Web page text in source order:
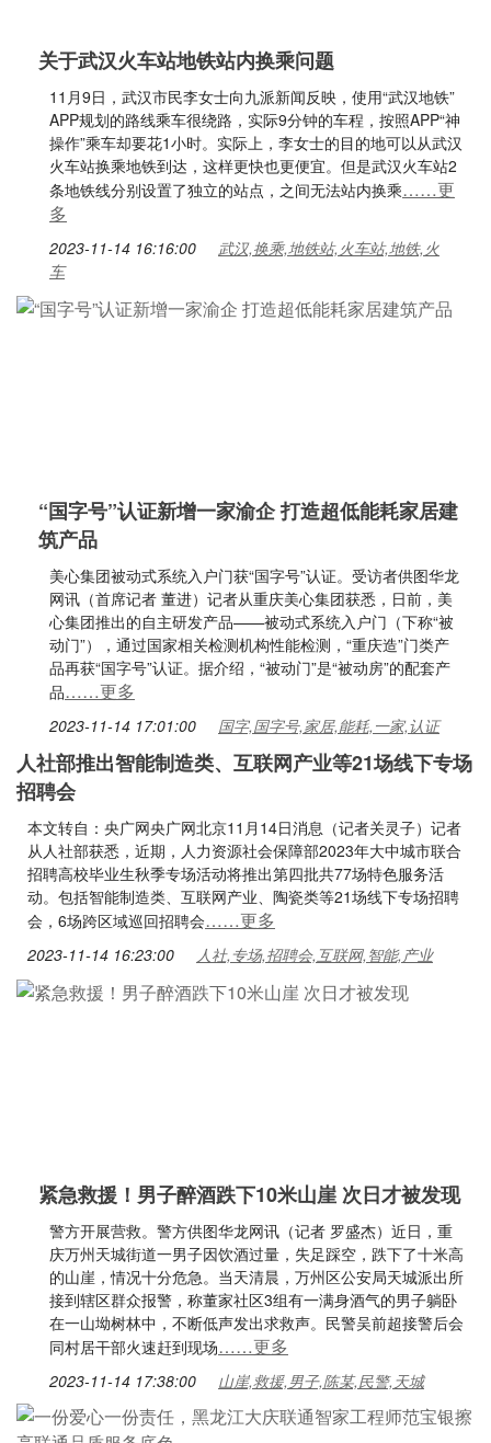
关于武汉火车站地铁站内换乘问题
11月9日，武汉市民李女士向九派新闻反映，使用“武汉地铁”
APP规划的路线乘车很绕路，实际9分钟的车程，按照APP“神
操作”乘车却要花1小时。实际上，李女士的目的地可以从武汉
火车站换乘地铁到达，这样更快也更便宜。但是武汉火车站2
条地铁线分别设置了独立的站点，之间无法站内换乘……更
多
2023-11-14 16:16:00
武汉,换乘,地铁站,火车站,地铁,火
车
“国字号”认证新增一家渝企 打造超低能耗家居建
筑产品
美心集团被动式系统入户门获“国字号”认证。受访者供图华龙
网讯（首席记者 董进）记者从重庆美心集团获悉，日前，美
心集团推出的自主研发产品——被动式系统入户门（下称“被
动门”），通过国家相关检测机构性能检测，“重庆造”门类产
品再获“国字号”认证。据介绍，“被动门”是“被动房”的配套产
品……更多
2023-11-14 17:01:00 国字,国字号,家居,能耗,一家,认证
人社部推出智能制造类、互联网产业等21场线下专场
招聘会
本文转自：央广网央广网北京11月14日消息（记者关灵子）记者
从人社部获悉，近期，人力资源社会保障部2023年大中城市联合
招聘高校毕业生秋季专场活动将推出第四批共77场特色服务活
动。包括智能制造类、互联网产业、陶瓷类等21场线下专场招聘
会，6场跨区域巡回招聘会……更多
2023-11-14 16:23:00 人社,专场,招聘会,互联网,智能,产业
紧急救援！男子醉酒跌下10米山崖 次日才被发现
警方开展营救。警方供图华龙网讯（记者 罗盛杰）近日，重
庆万州天城街道一男子因饮酒过量，失足踩空，跌下了十米高
的山崖，情况十分危急。当天清晨，万州区公安局天城派出所
接到辖区群众报警，称董家社区3组有一满身酒气的男子躺卧
在一山坳树林中，不断低声发出求救声。民警吴前超接警后会
同村居干部火速赶到现场……更多
2023-11-14 17:38:00 山崖,救援,男子,陈某,民警,天城